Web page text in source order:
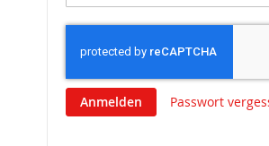
Anmelden Passwort